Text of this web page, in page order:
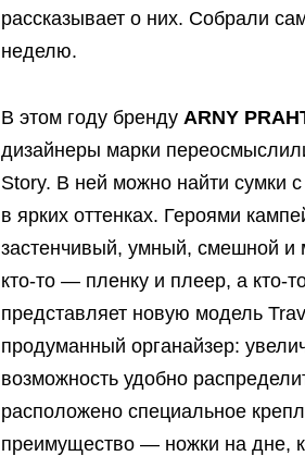
рассказывает о них. Собрали
неделю.
В этом году бренду ARNY
дизайнеры марки
Story. В ней можно найти сумки
в ярких оттенках. Героями
застенчивый, умный, смешной и
кто-то — пленку и плеер, а кто-
представляет новую модель
продуманный органайзер:
возможность удобно
расположено специальное
преимущество — ножки на дне,